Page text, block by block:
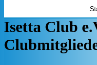
Isetta Club